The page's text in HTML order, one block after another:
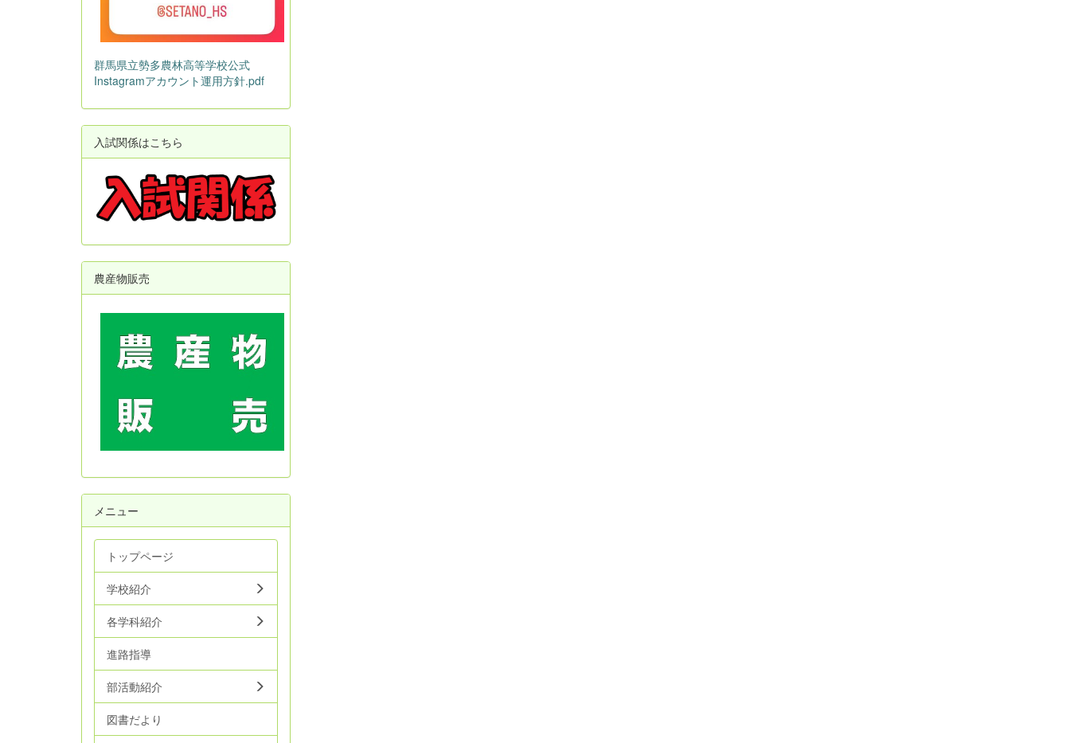
群馬県立勢多農林高等学校公式
Instagramアカウント運用方針.pdf
入試関係はこちら
農産物販売
メニュー
トップページ
学校紹介
各学科紹介
進路指導
部活動紹介
図書だより